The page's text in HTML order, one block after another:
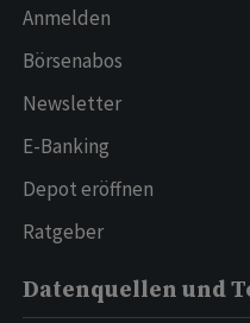
Anmelden
Börsenabos
Newsletter
E-Banking
Depot eröffnen
Ratgeber
Datenquellen und